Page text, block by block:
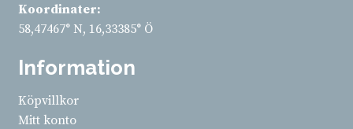
Koordinater:
58,47467° N, 16,33385° Ö
Information
Köpvillkor
Mitt konto